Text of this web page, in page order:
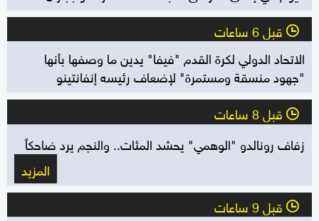
l قبل 6 ساعات
الاتحاد الدولي لكرة القدم "فيفا" يدين ما وصفها بأنها
"جهود منسقة ومستمرة" لإضعاف رئيسه إنفانتينو
l قبل 8 ساعات
زفاف رونالدو "الوهمي" يحشد المئات.. والنجم يرد ضاحكاً
المزيد
l قبل 9 ساعات